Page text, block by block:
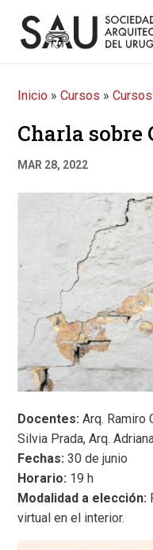
Inicio »Cursos »
Charla sobre
MAR 28, 2022
Docentes:Arq. Ramiro
Silvia Prada, Arq.
Fechas:30 de junio
Horario: 19 h
Modalidad a elección:
virtual en el interior.